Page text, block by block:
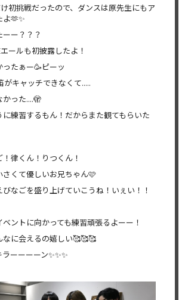
初挑戦だったので、ダンスは原先生にもア
🫶✨
ー？？？
ールも初披露したよ！
たぁー🥳ピーッ
がキャッチできなくて.....
った....🫣
練習するもん！だからまた観てもらいた
律くん！りつくん！
くて優しいお兄ちゃん🩷
なごを盛り上げていこうね！いぇい！！
ントに向かっても練習頑張るよーー！
なに会えるの嬉しい🥰🥰🥰
ーーーーン✨✨✨